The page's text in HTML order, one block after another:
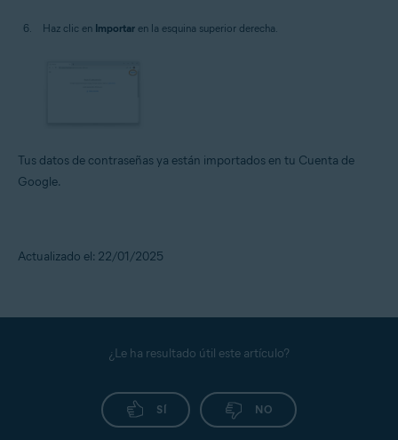
Haz clic en Importar en la esquina superior derecha.
Tus datos de contraseñas ya están importados en tu Cuenta de
Google.
Actualizado el: 22/01/2025
¿Le ha resultado útil este artículo?
SÍ NO